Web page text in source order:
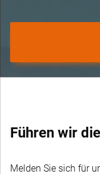
Führen wir
Melden Sie sich für